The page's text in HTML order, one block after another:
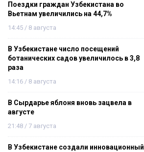
Поездки граждан Узбекистана во
Вьетнам увеличились на 44,7%
14:45 / 8 августа
В Узбекистане число посещений
ботанических садов увеличилось в 3,8
раза
14:16 / 8 августа
В Сырдарье яблоня вновь зацвела в
августе
21:48 / 7 августа
В Узбекистане создали инновационный